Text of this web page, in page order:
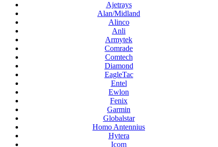
Ajetrays
Alan/Midland
Alinco
Anli
Armytek
Comrade
Comtech
Diamond
EagleTac
Entel
Ewlon
Fenix
Garmin
Globalstar
Homo Antennius
Hytera
Icom